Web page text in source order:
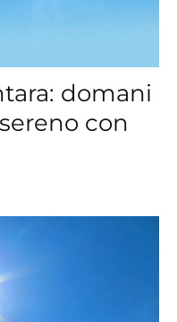
domani
con